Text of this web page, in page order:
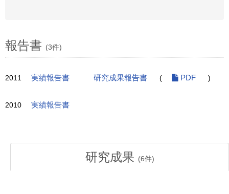
報告書 (3件)
2011 実績報告書 研究成果報告書 ( PDF )
2010 実績報告書
研究成果 (6件)